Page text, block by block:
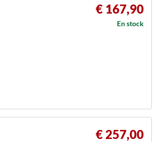
€ 167,90
En stock
€ 257,00